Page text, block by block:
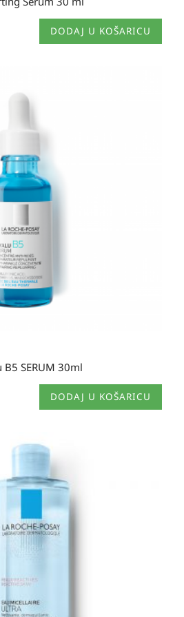
DODAJ U KOŠARICU
B5 SERUM 30ml
DODAJ U KOŠARICU